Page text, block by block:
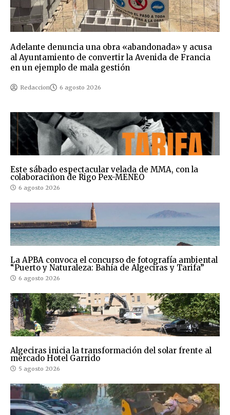
Adelante denuncia una obra «abandonada» y acusa
al Ayuntamiento de convertir la Avenida de Francia
en un ejemplo de mala gestión
Redaccion 6 agosto 2026
Este sábado espectacular velada de MMA, con la
colaboraciñon de Rigo Pex-MENEO
6 agosto 2026
La APBA convoca el concurso de fotografía ambiental
“Puerto y Naturaleza: Bahía de Algeciras y Tarifa”
6 agosto 2026
Algeciras inicia la transformación del solar frente al
mercado Hotel Garrido
5 agosto 2026